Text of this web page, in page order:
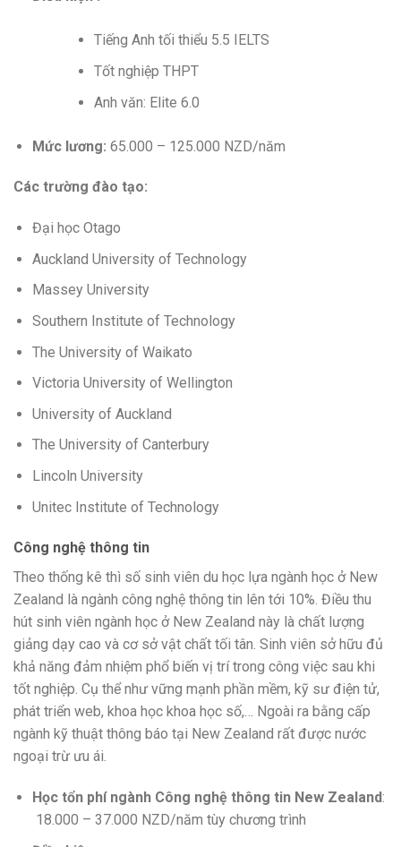
Tiếng Anh tối thiểu 5.5 IELTS
Tốt nghiệp THPT
Anh văn: Elite 6.0
Mức lương: 65.000 – 125.000 NZD/năm
Các trường đào tạo:
Đại học Otago
Auckland University of Technology
Massey University
Southern Institute of Technology
The University of Waikato
Victoria University of Wellington
University of Auckland
The University of Canterbury
Lincoln University
Unitec Institute of Technology
Công nghệ thông tin
Theo thống kê thì số sinh viên du học lựa ngành học ở New
Zealand là ngành công nghệ thông tin lên tới 10%. Điều thu
hút sinh viên ngành học ở New Zealand này là chất lượng
giảng dạy cao và cơ sở vật chất tối tân. Sinh viên sở hữu đủ
khả năng đảm nhiệm phổ biến vị trí trong công việc sau khi
tốt nghiệp. Cụ thể như vững mạnh phần mềm, kỹ sư điện tử,
phát triển web, khoa học khoa học số,… Ngoài ra bằng cấp
ngành kỹ thuật thông báo tại New Zealand rất được nước
ngoại trừ ưu ái.
Học tổn phíngành Công nghệ thông tinNew Zealand:
18.000 – 37.000 NZD/năm tùy chương trình